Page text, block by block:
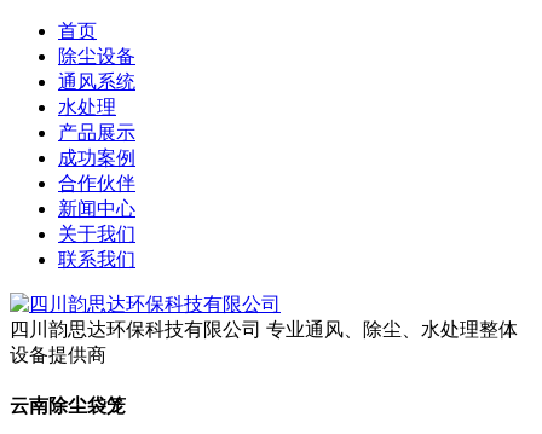
首页
除尘设备
通风系统
水处理
产品展示
成功案例
合作伙伴
新闻中心
关于我们
联系我们
四川韵思达环保科技有限公司 专业通风、除尘、水处理整体
设备提供商
云南除尘袋笼